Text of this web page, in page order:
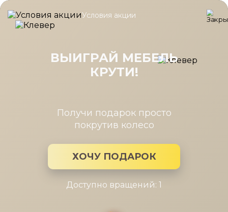
Главная / Новости Мира мебели / Мероприятие
19 января прошла вечеринка-награждение дизайнеров
итогам Мотивационной программы за прошлый год
Условия акции
ВЫИГРАЙ МЕБЕЛЬ
КРУТИ!
Получи подарок просто
покрутив колесо
ХОЧУ ПОДАРОК
Доступно вращений: 1